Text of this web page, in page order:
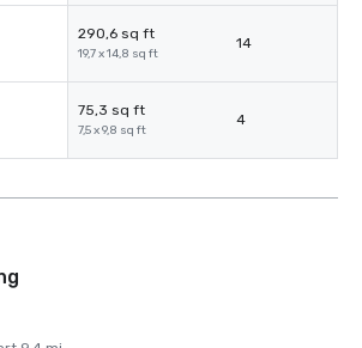
290,6 sq ft
19,7 x 14,8 sq ft
14
75,3 sq ft
7,5 x 9,8 sq ft
4